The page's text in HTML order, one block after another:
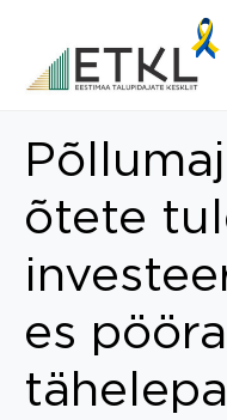
õtete
es